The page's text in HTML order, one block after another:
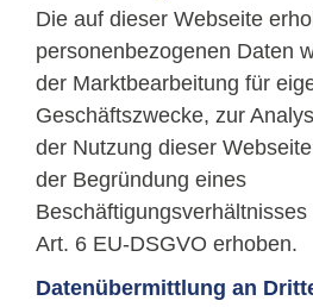
Die auf dieser Webseite
personenbezogenen Daten
der Marktbearbeitung für
Geschäftszwecke, zur
der Nutzung dieser
der Begründung eines
Art. 6 EU-DSGVO erhoben.
Datenübermittlung an